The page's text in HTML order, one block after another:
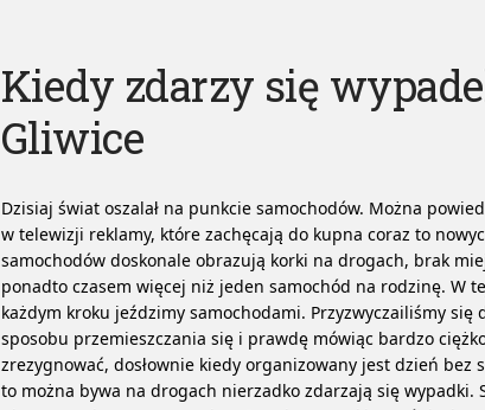
Kiedy zdarzy się
Gliwice
Dzisiaj świat oszalał na punkcie samochodów. Można
w telewizji reklamy, które zachęcają do kupna coraz to
samochodów doskonale obrazują korki na drogach, brak
ponadto czasem więcej niż jeden samochód na rodzinę. W
każdym kroku jeździmy samochodami. Przyzwyczailiśmy się
sposobu przemieszczania się i prawdę mówiąc bardzo
zrezygnować, dosłownie kiedy organizowany jest dzień bez
to można bywa na drogach nierzadko zdarzają się wypadki.